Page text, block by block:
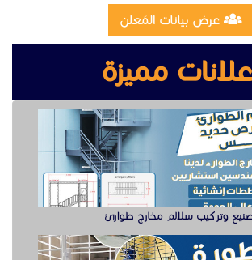
تصنيع وتركيب سلالم مخارج طوارئ
تصنيع مقطوره قلص الشرقية